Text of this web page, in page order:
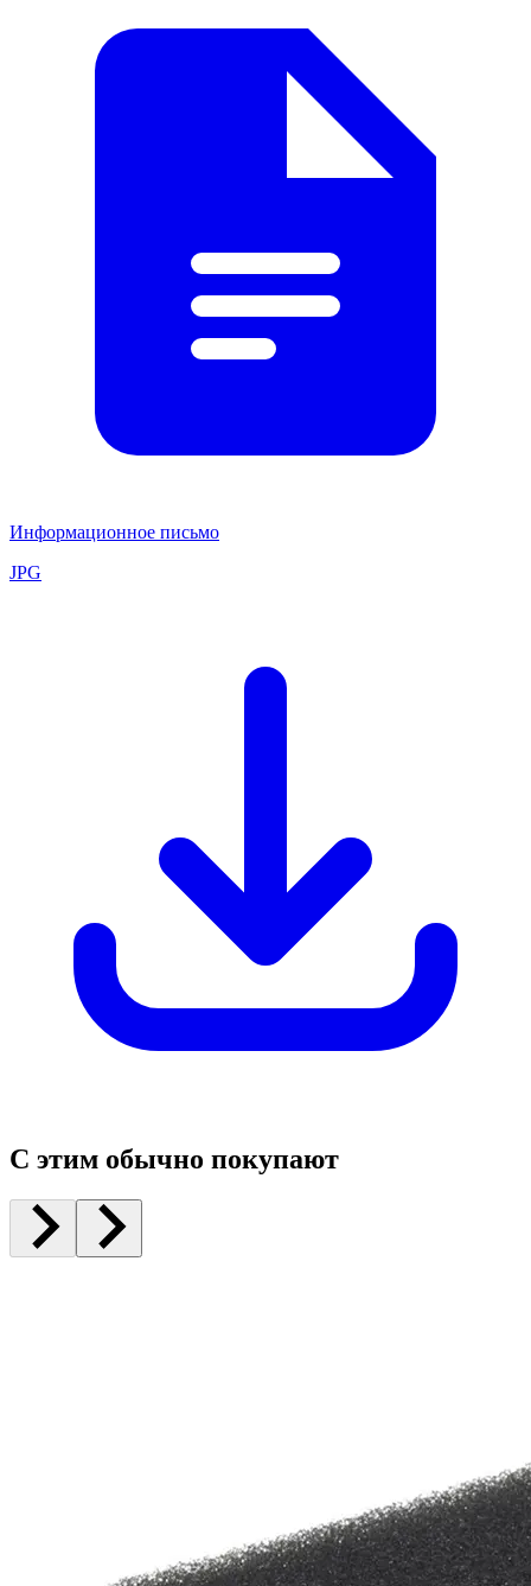
Информационное письмо
JPG
С этим обычно покупают